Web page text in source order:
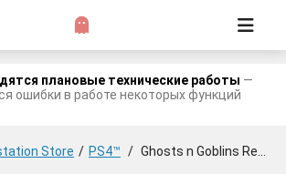
плановые технические работы —
ошибки в работе некоторых функций
Store / PS4™ / Ghosts n Goblins Resurrection